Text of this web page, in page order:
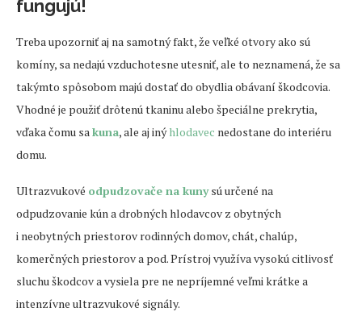
fungujú!
Treba upozorniť aj na samotný fakt, že veľké otvory ako sú
komíny, sa nedajú vzduchotesne utesniť, ale to neznamená, že sa
takýmto spôsobom majú dostať do obydlia obávaní škodcovia.
Vhodné je použiť drôtenú tkaninu alebo špeciálne prekrytia,
vďaka čomu sakuna, ale aj inýhlodavec nedostane do interiéru
domu.
Ultrazvukové odpudzovače na kunysú určené na
odpudzovanie kún a drobných hlodavcov z obytných
i neobytných priestorov rodinných domov, chát, chalúp,
komerčných priestorov a pod. Prístroj využíva vysokú citlivosť
sluchu škodcov a vysiela pre ne nepríjemné veľmi krátke a
intenzívne ultrazvukové signály.